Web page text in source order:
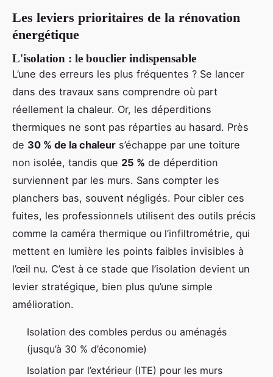
Les leviers prioritaires de la rénovation
énergétique
L'isolation : le bouclier indispensable
L’une des erreurs les plus fréquentes ? Se lancer
dans des travaux sans comprendre où part
réellement la chaleur. Or, les déperditions
thermiques ne sont pas réparties au hasard. Près
de 30 % de la chaleur s’échappe par une toiture
non isolée, tandis que 25 % de déperdition
surviennent par les murs. Sans compter les
planchers bas, souvent négligés. Pour cibler ces
fuites, les professionnels utilisent des outils précis
comme la caméra thermique ou l’infiltrométrie, qui
mettent en lumière les points faibles invisibles à
l’œil nu. C’est à ce stade que l’isolation devient un
levier stratégique, bien plus qu’une simple
amélioration.
Isolation des combles perdus ou aménagés
(jusqu’à 30 % d’économie)
Isolation par l’extérieur (ITE) pour les murs